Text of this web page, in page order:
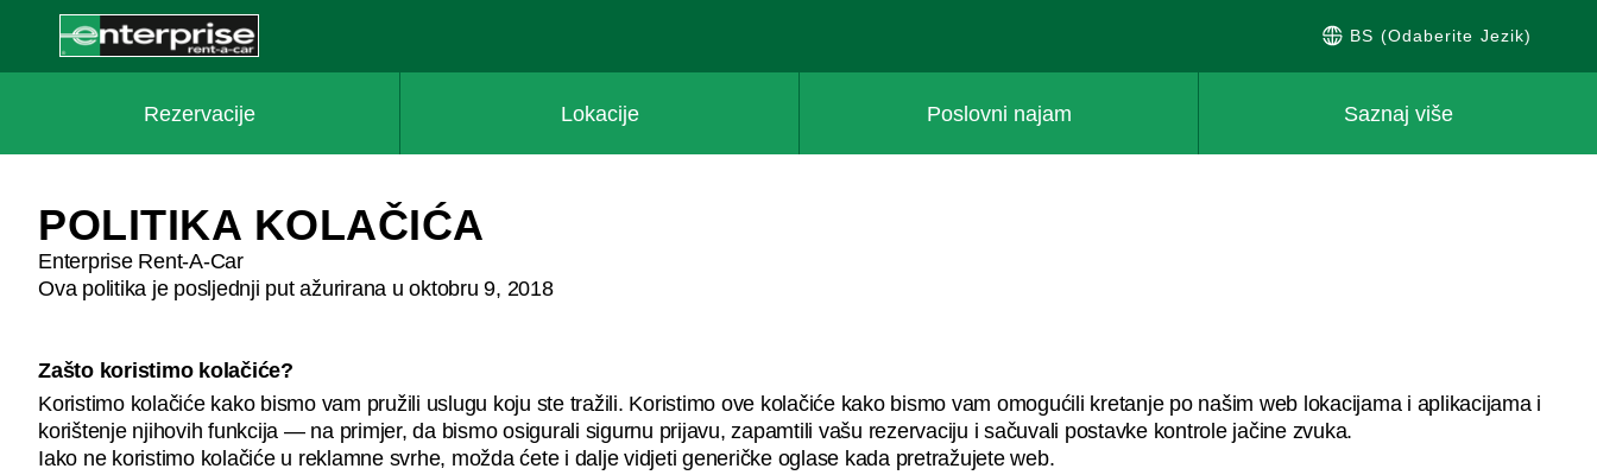
CONTENT
BS (Odaberite Jezik)
Rezervacije Lokacije Poslovni najam Saznaj više
POLITIKA KOLAČIĆA
Enterprise Rent-A-Car
Ova politika je posljednji put ažurirana u oktobru 9, 2018
Zašto koristimo kolačiće?
Koristimo kolačiće kako bismo vam pružili uslugu koju ste tražili. Koristimo ove kolačiće kako bismo vam omogućili kretanje po našim web lokacijama i aplikacijama i
korištenje njihovih funkcija — na primjer, da bismo osigurali sigurnu prijavu, zapamtili vašu rezervaciju i sačuvali postavke kontrole jačine zvuka.
Iako ne koristimo kolačiće u reklamne svrhe, možda ćete i dalje vidjeti generičke oglase kada pretražujete web.